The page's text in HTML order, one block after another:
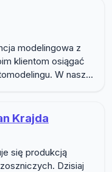
modelingowa z
klientom osiągać
W nasz...
Krajda
się produkcją
Dzisiaj